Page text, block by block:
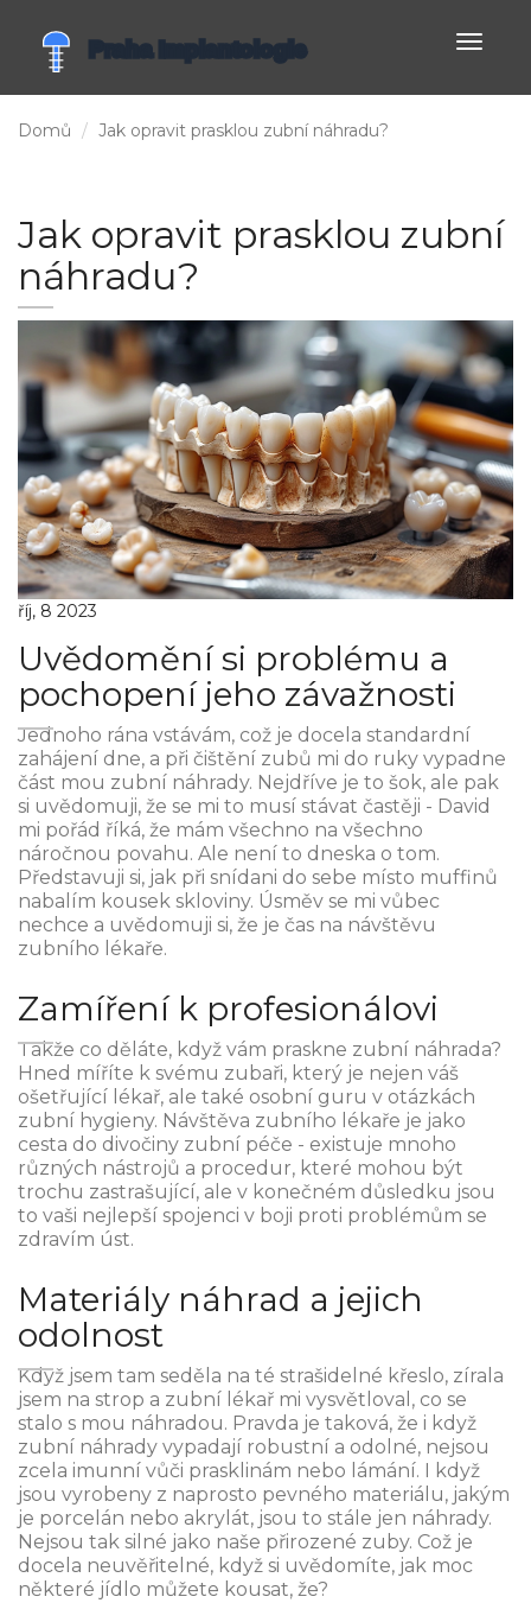
Domů Jak opravit prasklou zubní náhradu?
Jak opravit prasklou zubní
náhradu?
říj, 8 2023
Uvědomění si problému a
pochopení jeho závažnosti
Jednoho rána vstávám, což je docela standardní
zahájení dne, a při čištění zubů mi do ruky vypadne
část mou zubní náhrady. Nejdříve je to šok, ale pak
si uvědomuji, že se mi to musí stávat častěji - David
mi pořád říká, že mám všechno na všechno
náročnou povahu. Ale není to dneska o tom.
Představuji si, jak při snídani do sebe místo muffinů
nabalím kousek skloviny. Úsměv se mi vůbec
nechce a uvědomuji si, že je čas na návštěvu
zubního lékaře.
Zamíření k profesionálovi
Takže co děláte, když vám praskne zubní náhrada?
Hned míříte k svému zubaři, který je nejen váš
ošetřující lékař, ale také osobní guru v otázkách
zubní hygieny. Návštěva zubního lékaře je jako
cesta do divočiny zubní péče - existuje mnoho
různých nástrojů a procedur, které mohou být
trochu zastrašující, ale v konečném důsledku jsou
to vaši nejlepší spojenci v boji proti problémům se
zdravím úst.
Materiály náhrad a jejich
odolnost
Když jsem tam seděla na té strašidelné křeslo, zírala
jsem na strop a zubní lékař mi vysvětloval, co se
stalo s mou náhradou. Pravda je taková, že i když
zubní náhrady vypadají robustní a odolné, nejsou
zcela imunní vůči prasklinám nebo lámání. I když
jsou vyrobeny z naprosto pevného materiálu, jakým
je porcelán nebo akrylát, jsou to stále jen náhrady.
Nejsou tak silné jako naše přirozené zuby. Což je
docela neuvěřitelné, když si uvědomíte, jak moc
některé jídlo můžete kousat, že?